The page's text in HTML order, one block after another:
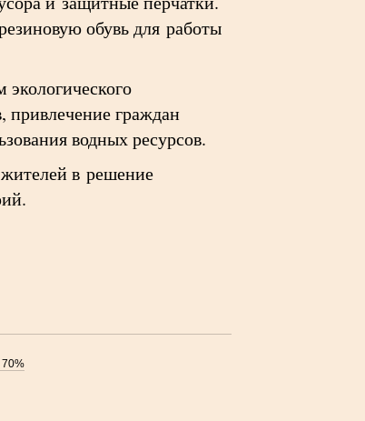
обувь для работы
привлечение граждан
водных ресурсов.
в решение